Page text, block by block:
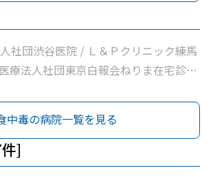
社団渋谷医院 / Ｌ＆Ｐクリニック練馬
療法人社団東京白報会ねりま在宅診療
法人社団啓妙会桑名医院 / 医療法人社
が丘病院 / 公益社団法人地域医療振興
/ 医療法人社団健寿の樹きくかわクリ
・老年内科 / 医療法人社団金谷クリニ
中毒の病院一覧を見る
]